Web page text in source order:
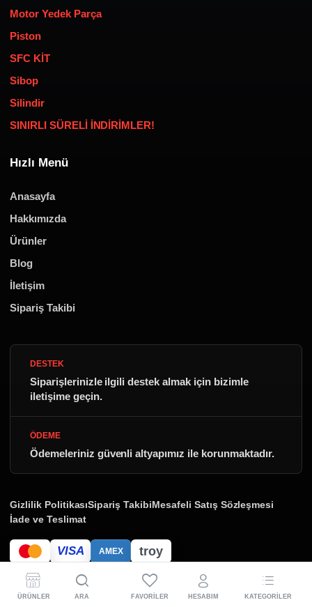
Motor Yedek Parça
Piston
SFC KİT
Sibop
Silindir
SINIRLI SÜRELİ İNDİRİMLER!
Hızlı Menü
Anasayfa
Hakkımızda
Ürünler
Blog
İletişim
Sipariş Takibi
DESTEK
Siparişlerinizle ilgili destek almak için bizimle
iletişime geçin.
ÖDEME
Ödemeleriniz güvenli altyapımız ile korunmaktadır.
Gizlilik PolitikasıSipariş TakibiMesafeli Satış Sözleşmesi
İade ve Teslimat
VISA AMEX troy
Copyright 2026 © Öztaş Performans. Tüm Hakları Saklıdır.
ÜRÜNLER ARA FAVORILER HESABIM KATEGORILER